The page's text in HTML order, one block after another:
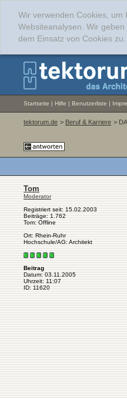
Wir verwenden Cookies,
Websiteanalysen. Wir
dem Einsatz von Cookies zu.
Startseite | Hilfe | Benutzerliste |
tektorum.de > Beruf & Karriere >
Tom
Moderator
Registriert seit: 15.02.2003
Beiträge: 1.762
Tom: Offline
Ort: Rhein-Ruhr
Hochschule/AG: Architekt
Beitrag
Datum: 03.11.2005
Uhrzeit: 11:07
ID: 11620